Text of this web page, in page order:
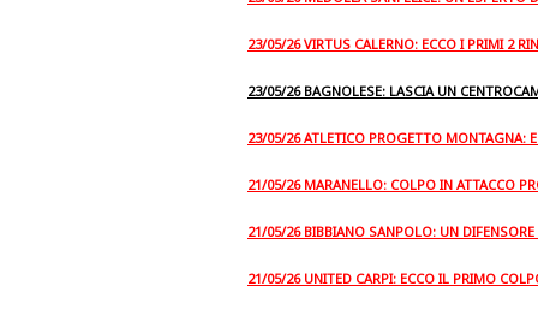
23/05/26 VIRTUS CALERNO: ECCO I PRIMI 2
23/05/26 BAGNOLESE: LASCIA UN
23/05/26 ATLETICO PROGETTO MONTAGNA:
21/05/26 MARANELLO: COLPO IN ATTACCO
21/05/26 BIBBIANO SANPOLO: UN
21/05/26 UNITED CARPI: ECCO IL PRIMO